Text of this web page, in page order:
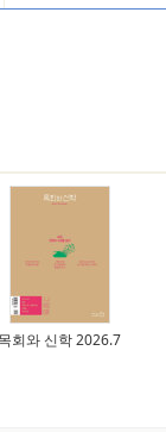
목회와 신학 2026.7